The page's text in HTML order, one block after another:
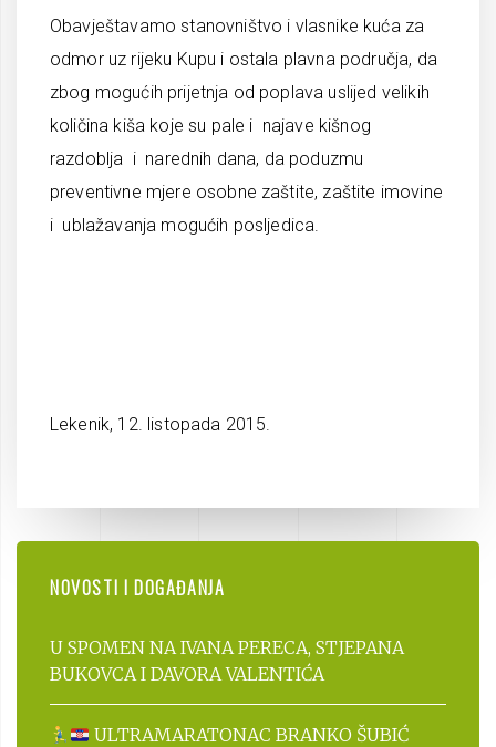
Obavještavamo stanovništvo i vlasnike kuća za
odmor uz rijeku Kupu i ostala plavna područja, da
zbog mogućih prijetnja od poplava uslijed velikih
količina kiša koje su pale i najave kišnog
razdoblja i narednih dana, da poduzmu
preventivne mjere osobne zaštite, zaštite imovine
i ublažavanja mogućih posljedica.
Lekenik, 12. listopada 2015.
NOVOSTI I DOGAĐANJA
U SPOMEN NA IVANA PERECA, STJEPANA
BUKOVCA I DAVORA VALENTIĆA
ULTRAMARATONAC BRANKO ŠUBIĆ